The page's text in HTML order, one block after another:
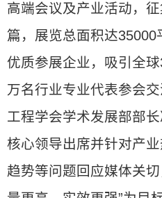
高端会议及产业活动，
篇，展览总面积达35000
优质参展企业，吸引全
万名行业专业代表参会
工程学会学术发展部部
核心领导出席并针对产
趋势等问题回应媒体关